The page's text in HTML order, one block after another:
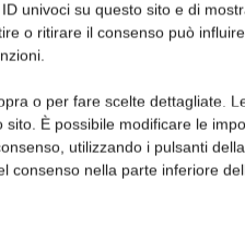
univoci su questo sito e di
o ritirare il consenso può influire
o per fare scelte dettagliate.
È possibile modificare le
utilizzando i pulsanti
consenso nella parte inferiore
ritorno ai
dello
ci
deve
e del nostro
di fiducia del
alla guida